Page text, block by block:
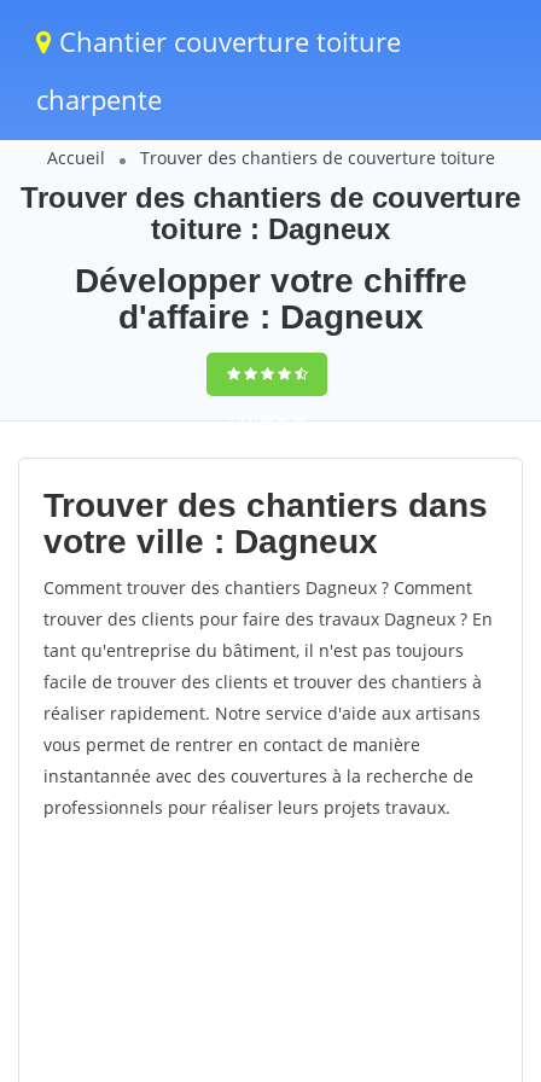
Chantier couverture toiture
charpente
Accueil Trouver des chantiers de couverture toiture
Trouver des chantiers de couverture
toiture : Dagneux
Développer votre chiffre
d'affaire : Dagneux
9,5(100%)60
votes
Trouver des chantiers dans
votre ville : Dagneux
Comment trouver des chantiers Dagneux ? Comment
trouver des clients pour faire des travaux Dagneux ? En
tant qu'entreprise du bâtiment, il n'est pas toujours
facile de trouver des clients et trouver des chantiers à
réaliser rapidement. Notre service d'aide aux artisans
vous permet de rentrer en contact de manière
instantannée avec des couvertures à la recherche de
professionnels pour réaliser leurs projets travaux.